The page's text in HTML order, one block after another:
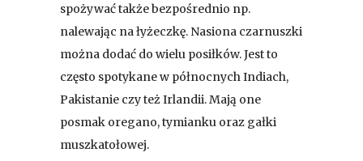
spożywać także bezpośrednio np.
nalewając na łyżeczkę. Nasiona czarnuszki
można dodać do wielu posiłków. Jest to
często spotykane w północnych Indiach,
Pakistanie czy też Irlandii. Mają one
posmak oregano, tymianku oraz gałki
muszkatołowej.